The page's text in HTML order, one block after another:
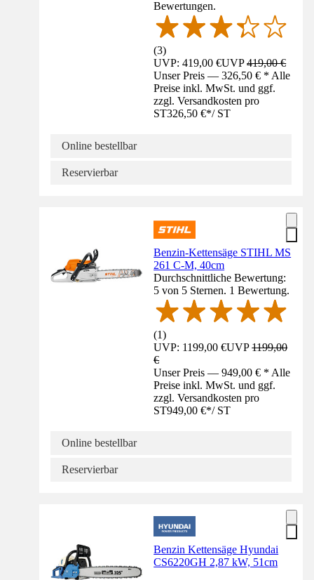
Bewertungen.
(3)
UVP: 419,00 €UVP419,00 €
Unser Preis — 326,50 € * Alle
Preise inkl. MwSt. und ggf.
zzgl. Versandkosten pro
ST326,50 €*/ ST
Online bestellbar
Reservierbar
Benzin-Kettensäge STIHL MS
261 C-M, 40cm
Durchschnittliche Bewertung:
5 von 5 Sternen. 1 Bewertung.
(1)
UVP: 1199,00 €UVP1199,00
€
Unser Preis — 949,00 € * Alle
Preise inkl. MwSt. und ggf.
zzgl. Versandkosten pro
ST949,00 €*/ ST
Online bestellbar
Reservierbar
Benzin Kettensäge Hyundai
CS6220GH 2,87 kW, 51cm